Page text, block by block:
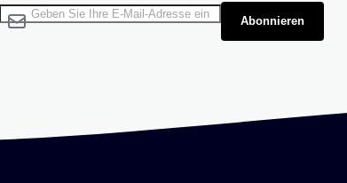
Melden Sie sich für unseren Newsletter an:
Abonnieren